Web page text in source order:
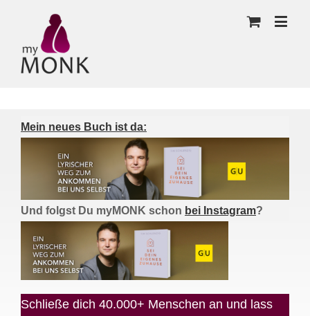
Mein neues Buch ist da:
Und folgst Du myMONK schon bei Instagram?
Schließe dich 40.000+ Menschen an und lass